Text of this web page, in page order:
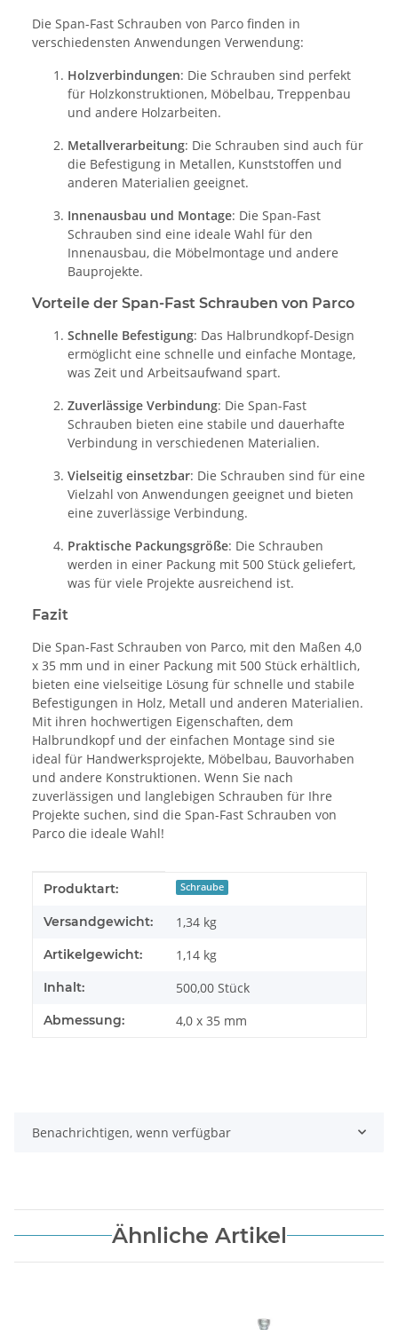
Die Span-Fast Schrauben von Parco finden in
verschiedensten Anwendungen Verwendung:
Holzverbindungen: Die Schrauben sind perfekt
für Holzkonstruktionen, Möbelbau, Treppenbau
und andere Holzarbeiten.
Metallverarbeitung: Die Schrauben sind auch für
die Befestigung in Metallen, Kunststoffen und
anderen Materialien geeignet.
Innenausbau und Montage: Die Span-Fast
Schrauben sind eine ideale Wahl für den
Innenausbau, die Möbelmontage und andere
Bauprojekte.
Vorteile der Span-Fast Schrauben von Parco
Schnelle Befestigung: Das Halbrundkopf-Design
ermöglicht eine schnelle und einfache Montage,
was Zeit und Arbeitsaufwand spart.
Zuverlässige Verbindung: Die Span-Fast
Schrauben bieten eine stabile und dauerhafte
Verbindung in verschiedenen Materialien.
Vielseitig einsetzbar: Die Schrauben sind für eine
Vielzahl von Anwendungen geeignet und bieten
eine zuverlässige Verbindung.
Praktische Packungsgröße: Die Schrauben
werden in einer Packung mit 500 Stück geliefert,
was für viele Projekte ausreichend ist.
Fazit
Die Span-Fast Schrauben von Parco, mit den Maßen 4,0
x 35 mm und in einer Packung mit 500 Stück erhältlich,
bieten eine vielseitige Lösung für schnelle und stabile
Befestigungen in Holz, Metall und anderen Materialien.
Mit ihren hochwertigen Eigenschaften, dem
Halbrundkopf und der einfachen Montage sind sie
ideal für Handwerksprojekte, Möbelbau, Bauvorhaben
und andere Konstruktionen. Wenn Sie nach
zuverlässigen und langlebigen Schrauben für Ihre
Projekte suchen, sind die Span-Fast Schrauben von
Parco die ideale Wahl!
Produkteigenschaft
Wert
Produktart: Schraube
Versandgewicht: 1,34 kg
Artikelgewicht: 1,14 kg
Inhalt: 500,00 Stück
Abmessung: 4,0 x 35 mm
Benachrichtigen, wenn verfügbar
Ähnliche Artikel